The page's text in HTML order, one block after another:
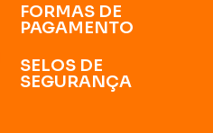
FORMAS DE
PAGAMENTO
SELOS DE
SEGURANÇA